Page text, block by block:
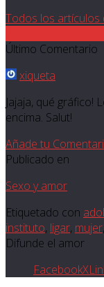
Todos los artículos
Último Comentario
xiqueta
Jajaja, qué gráfico!
encima. Salut!
Añade tu
Publicado en
Sexo y amor
Etiquetado con
instituto, ligar, mujer,
Difunde el amor
FacebookX